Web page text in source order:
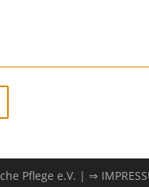
nächsten Seite
Pflege e.V. | ⇒